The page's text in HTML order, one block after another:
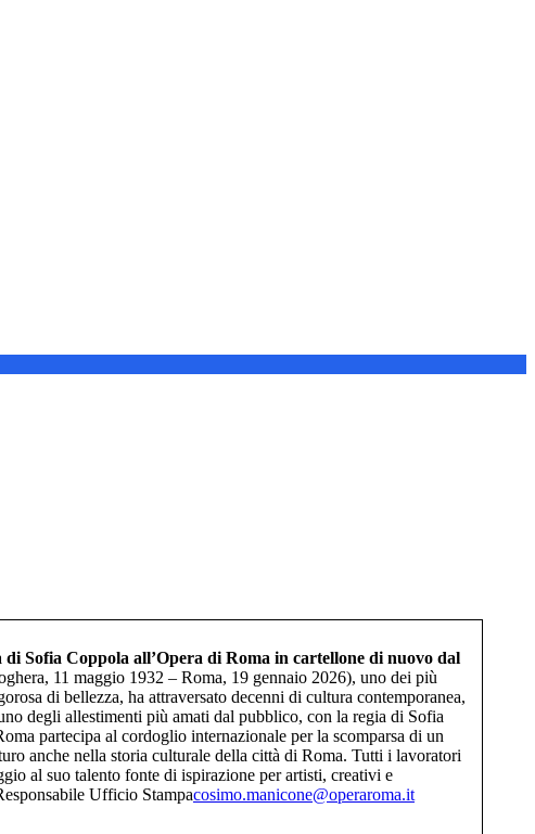
di Sofia Coppola all’Opera di Roma in cartellone di nuovo dal
11 maggio 1932 – Roma, 19 gennaio 2026), uno dei più
di bellezza, ha attraversato decenni di cultura contemporanea,
degli allestimenti più amati dal pubblico, con la regia di Sofia
partecipa al cordoglio internazionale per la scomparsa di un
anche nella storia culturale della città di Roma. Tutti i lavoratori
al suo talento fonte di ispirazione per artisti, creativi e
Ufficio Stampacosimo.manicone@operaroma.it